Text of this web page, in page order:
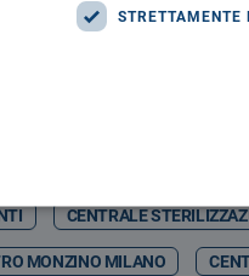
DI GIORGIO
CASTELBUONO JAZZ
TETRAPOLARE
& ROBOTIC SURGERY &
CENTRALE
MONZINO MILANO
STRETTAMENTE